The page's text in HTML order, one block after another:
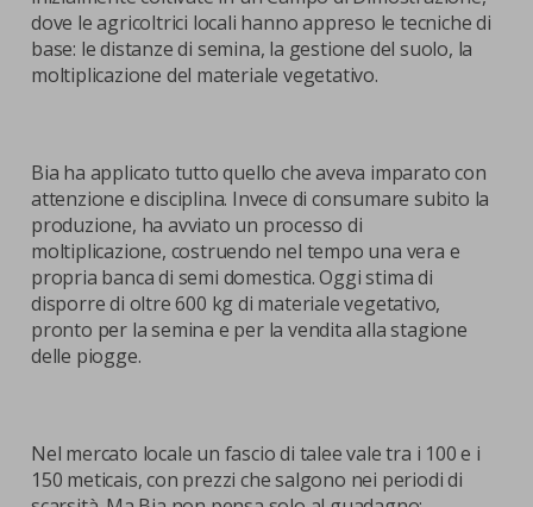
dove le agricoltrici locali hanno appreso le tecniche di
base: le distanze di semina, la gestione del suolo, la
moltiplicazione del materiale vegetativo.
Bia ha applicato tutto quello che aveva imparato con
attenzione e disciplina. Invece di consumare subito la
produzione, ha avviato un processo di
moltiplicazione, costruendo nel tempo una vera e
propria banca di semi domestica. Oggi stima di
disporre di oltre 600 kg di materiale vegetativo,
pronto per la semina e per la vendita alla stagione
delle piogge.
Nel mercato locale un fascio di talee vale tra i 100 e i
150 meticais, con prezzi che salgono nei periodi di